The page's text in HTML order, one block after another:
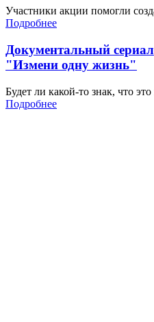
Участники акции помогли
Подробнее
Документальный сериал
"Измени одну жизнь"
Будет ли какой-то знак, что
Подробнее